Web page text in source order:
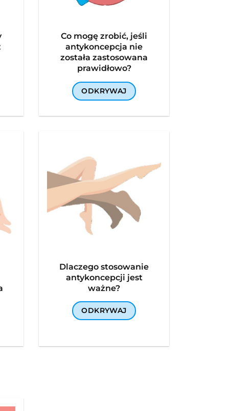
Co mogę zrobić, jeśli
antykoncepcja nie
została zastosowana
prawidłowo?
ODKRYWAJ
Dlaczego stosowanie
antykoncepcji jest
ważne?
ODKRYWAJ